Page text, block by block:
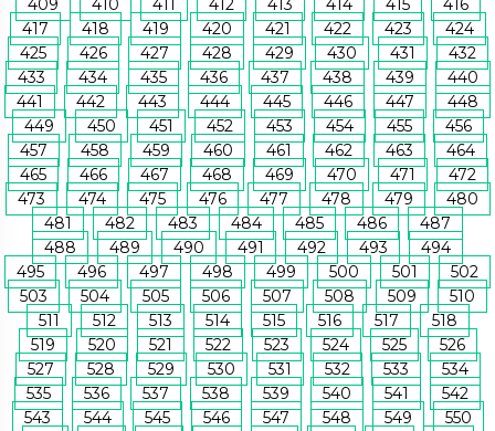
409 410 411 412 413 414 415
416
417
418 419 420 421 422 423
424
425
426 427 428 429 430 431
432
433
434 435 436 437 438 439
440
441
442 443 444 445 446 447
448
449
450 451 452 453 454 455
456
457
458 459 460 461 462 463
464
465
466 467 468 469 470 471
472
473
474 475 476 477 478 479
480
481
482 483 484 485 486
487
488
489 490 491 492 493
494
495
496 497 498 499 500 501
502
503
504 505 506 507 508 509
510
511
512 513 514 515 516 517
518
519
520 521 522 523 524 525
526
527
528 529 530 531 532 533
534
535
536 537 538 539 540 541
542
543
544 545 546 547 548 549
550